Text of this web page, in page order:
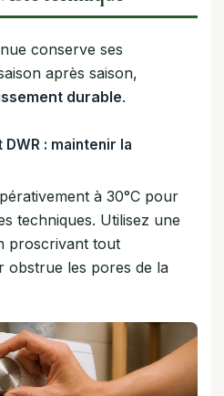
conserve ses
après saison,
durable.
: maintenir la
à 30°C pour
techniques. Utilisez une
proscrivant tout
obstrue les pores de la